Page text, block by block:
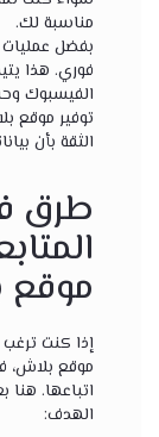
مناسبة لك.
بفضل عمليات
فوري. هذا
الفيسبوك
توفير موقع
الثقة بأن
طرق
إذا كنت
موقع
اتباعها.
الهدف: